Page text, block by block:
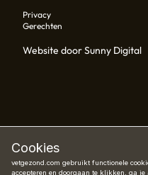
Cookies
vetgezond.com gebruikt functionele
accepteren en doorgaan te klikken, ga
Privacy
Gerechten
Website door Sunny Digital